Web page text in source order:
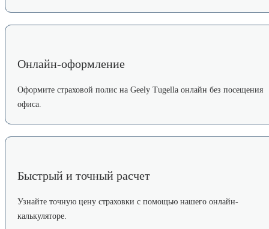
Онлайн-оформление
Оформите страховой полис на Geely Tugella онлайн без посещения
офиса.
Быстрый и точный расчет
Узнайте точную цену страховки с помощью нашего онлайн-
калькуляторе.